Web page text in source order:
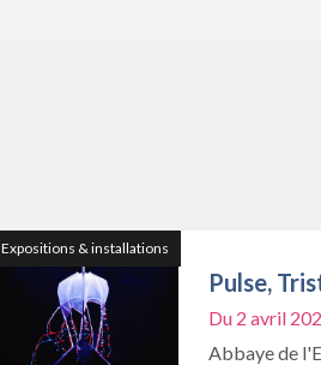
Expositions & installations
Pulse,
Du 2 avril
Abbaye de